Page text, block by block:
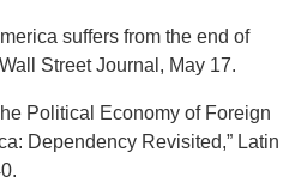
suffers from the end of
Street Journal, May 17.
Political Economy of Foreign
Dependency Revisited,” Latin